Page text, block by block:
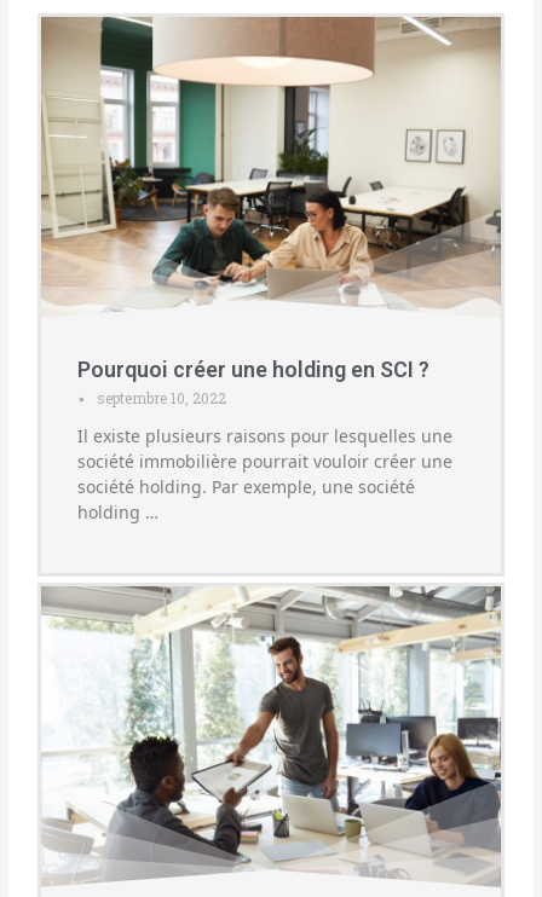
Pourquoi créer une holding en SCI ?
• septembre 10, 2022
Il existe plusieurs raisons pour lesquelles une
société immobilière pourrait vouloir créer une
société holding. Par exemple, une société
holding …